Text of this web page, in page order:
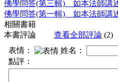
佛學問答(第三輯) 如本法師講
佛學問答(第一輯) 如本法師講
相關書籍
本書評論
查看全部評論 (2)
表情：
姓名：
點評：